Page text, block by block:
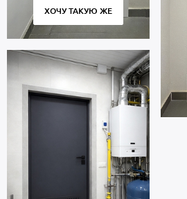
ХОЧУ ТАКУЮ ЖЕ